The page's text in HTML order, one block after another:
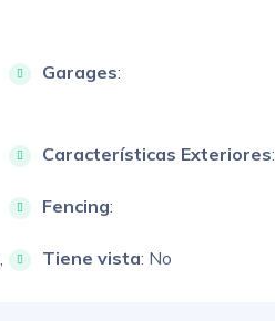
Garages:
Características Exteriores:
Fencing:
Tiene vista: No